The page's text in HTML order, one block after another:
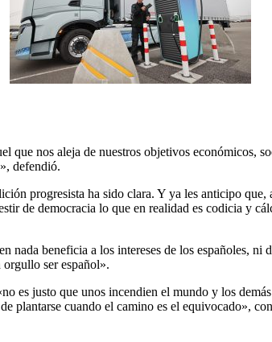
nos aleja de nuestros objetivos económicos,
defendió.
progresista ha sido clara. Y ya les anticipo
de democracia lo que en realidad es codicia y
beneficia a los intereses de los españoles,
ser español».
es justo que unos incendien el mundo y los
plantarse cuando el camino es el equivocado»,